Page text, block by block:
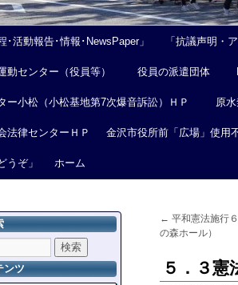
･活動報告･情報･NewsPaper」 「抗議声明・
動センター（役員等） 役員の派遣団体
ー小松（小松基地第7次爆音訴訟）ＨＰ 原水
法律センターＨＰ 金沢市役所前「広場」使用
うぞ」 ホーム
← 平和憲法施行
の森ホール）
５．３憲
ンツ